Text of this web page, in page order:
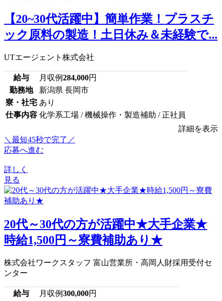
【20~30代活躍中】簡単作業！プラスチ
ック原料の製造！土日休み＆未経験で...
UTエージェント株式会社
給与 月収例284,000円
勤務地
新潟県 長岡市
寮・社宅 あり
仕事内容 化学系工場 / 機械操作・製造補助 / 正社員
詳細を表示
＼最短45秒で完了／
応募へ進む
詳しく
見る
20代～30代の方が活躍中★大手企業★
時給1,500円～寮費補助あり★
株式会社ワークスタッフ 富山営業所・高岡人財採用受付セ
ンター
給与 月収例300,000円